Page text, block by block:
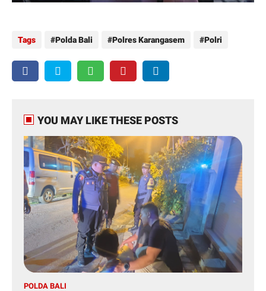
Tags Polda Bali Polres Karangasem Polri
YOU MAY LIKE THESE POSTS
POLDA BALI